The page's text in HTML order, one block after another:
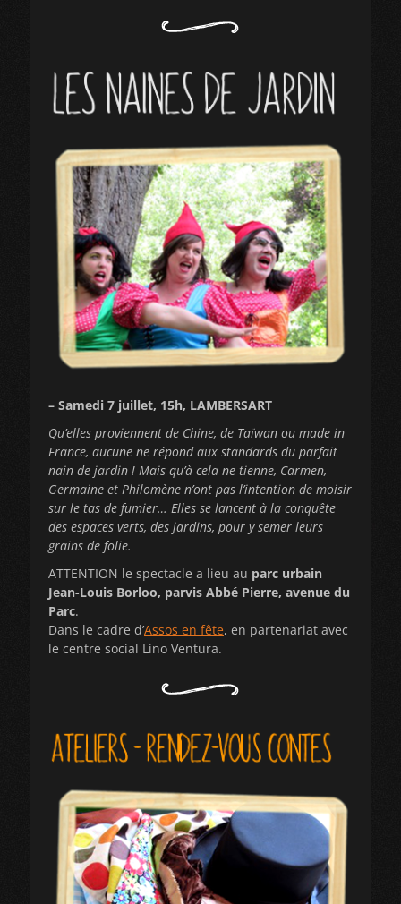
– Samedi 7 juillet, 15h, LAMBERSART
Qu’elles proviennent de Chine, de Taïwan ou made in
France, aucune ne répond aux standards du parfait
nain de jardin ! Mais qu’à cela ne tienne, Carmen,
Germaine et Philomène n’ont pas l’intention de moisir
sur le tas de fumier… Elles se lancent à la conquête
des espaces verts, des jardins, pour y semer leurs
grains de folie.
ATTENTION le spectacle a lieu au parc urbain
Jean-Louis Borloo, parvis Abbé Pierre, avenue du
Parc.
Dans le cadre d’Assos en fête, en partenariat avec
le centre social Lino Ventura.